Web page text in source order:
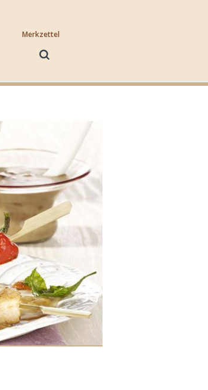
Merkzettel